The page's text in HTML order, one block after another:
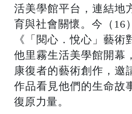
活美學館平台，連結地
育與社會關懷。今（16
《「閱心．悅心」藝術
他里霧生活美學館開幕
康復者的藝術創作，邀
作品看見他們的生命故
復原力量。